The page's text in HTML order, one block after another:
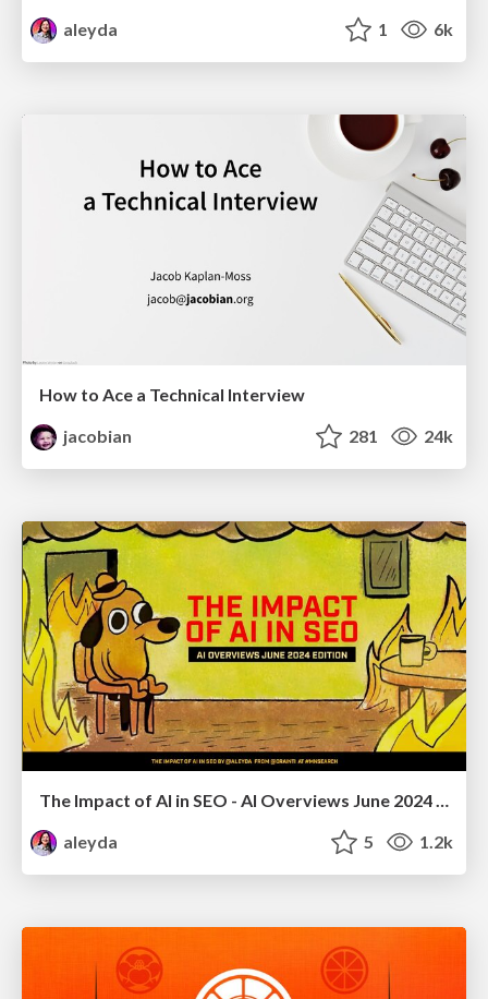
aleyda
1 6k
How to Ace a Technical Interview
jacobian
281 24k
The Impact of AI in SEO - AI Overviews June 2024 Edition
aleyda
5 1.2k